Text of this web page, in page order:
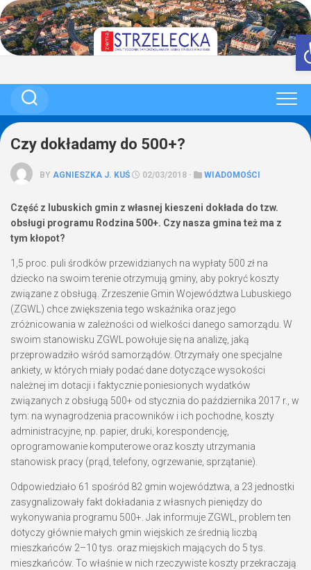
Skip
to
content
Czy dokładamy do 500+?
BY AGNIESZKA J. KUŚ 02/03/2018 · WIADOMOŚCI
Część z lubuskich gmin z własnej kieszeni dokłada do tzw.
obsługi programu Rodzina 500+. Czy nasza gmina też ma z
tym kłopot?
1,5 proc. puli środków przewidzianych na wypłaty 500 zł na
dziecko na swoim terenie otrzymują gminy, aby pokryć koszty
związane z obsługą. Zrzeszenie Gmin Województwa Lubuskiego
(ZGWL) chce zwiększenia tego wskaźnika oraz jego
zróżnicowania w zależności od wielkości danego samorządu. W
swoim stanowisku ZGWL powołuje się na analizę, jaką
przeprowadziło wśród samorządów. Otrzymały one specjalne
ankiety, w których miały podać dane dotyczące wysokości
należnej im dotacji i faktycznie poniesionych wydatków
związanych z obsługą 500+ od stycznia do października 2017 r., w
tym: na wynagrodzenia pracowników i ich pochodne, koszty
administracyjne, np. papier, druki, korespondencję,
oprogramowanie komputerowe oraz koszty utrzymania
stanowisk pracy (prąd, telefony, ogrzewanie, sprzątanie).
Odpowiedziało 61 spośród 82 gmin województwa, a 23 jednostki
zasygnalizowały fakt dokładania z własnych pieniędzy do
wykonywania programu 500+. Jak informuje ZGWL, problem ten
dotyczy głównie małych gmin wiejskich ze średnią liczbą
mieszkańców 2–10 tys. oraz miejskich mających do 5 tys.
mieszkańców. To właśnie w nich rzeczywiste koszty przekraczają